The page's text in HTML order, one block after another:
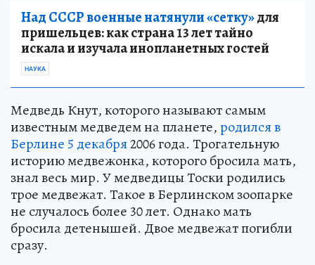
Над СССР военные натянули «сетку»для
пришельцев: как страна 13 лет тайно
искала и изучала инопланетных гостей
НАУКА
Медведь Кнут, которого называют самым
известным медведем на планете,родился в
Берлине 5 декабря2006 года. Трогательную
историю медвежонка, которого бросила мать,
знал весь мир. У медведицы Тоски родились
трое медвежат. Такое в Берлинском зоопарке
не случалось более 30 лет. Однако мать
бросила детенышей. Двое медвежат погибли
сразу.